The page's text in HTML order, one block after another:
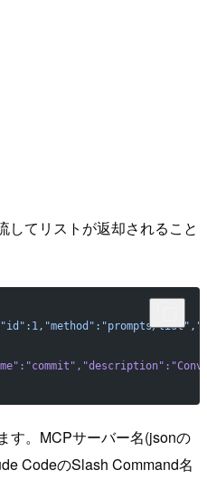
してリストが返却されること
":"commit ","description":"
す。MCPサーバー名(jsonの
CodeのSlash Command名